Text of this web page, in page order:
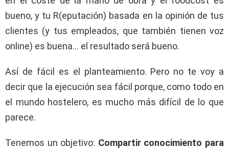
bueno, y tu R(eputación) basada en la opinión de tus
clientes (y tus empleados, que también tienen voz
online) es buena… el resultado será bueno.
Así de fácil es el planteamiento. Pero no te voy a
decir que la ejecución sea fácil porque, como todo en
el mundo hostelero, es mucho más difícil de lo que
parece.
Tenemos un objetivo: Compartir conocimiento para